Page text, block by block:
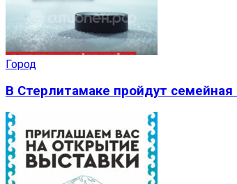
Город
В Стерлитамаке пройдут семейная